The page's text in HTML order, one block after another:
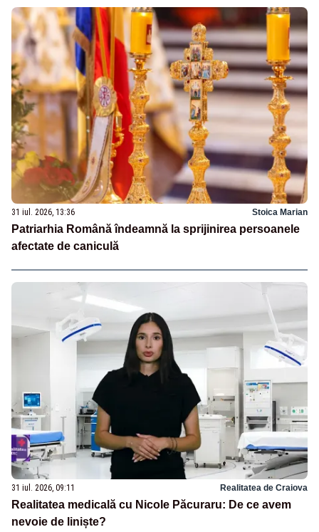
31 iul. 2026, 13:36 Stoica Marian
Patriarhia Română îndeamnă la sprijinirea persoanele
afectate de caniculă
31 iul. 2026, 09:11 Realitatea de Craiova
Realitatea medicală cu Nicole Păcuraru: De ce avem
nevoie de liniște?